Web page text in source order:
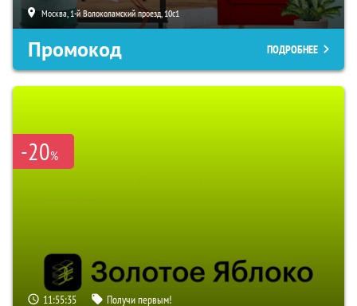
Москва, 1-й Волоколамский проезд, 10с1
Промокод ПОДРОБНЕЕ
-20%
11:55:34 Получи первым!